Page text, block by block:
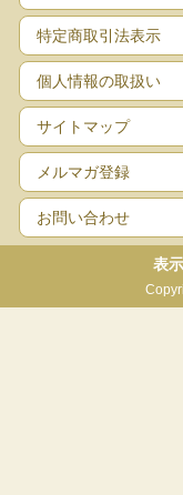
特定商取引法表示
個人情報の取扱い
サイトマップ
メルマガ登録
お問い合わせ
表